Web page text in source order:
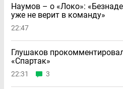
Наумов – о «Локо»:
уже не верит в команду»
22:47
Глушаков
«Спартак»
22:31 3